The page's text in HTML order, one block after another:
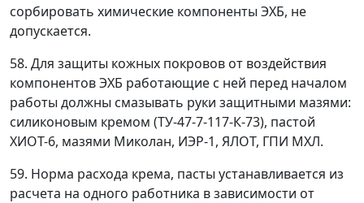
сорбировать химические компоненты ЭХБ, не
допускается.
58. Для защиты кожных покровов от воздействия
компонентов ЭХБ работающие с ней перед началом
работы должны смазывать руки защитными мазями:
силиконовым кремом (ТУ-47-7-117-К-73), пастой
ХИОТ-6, мазями Миколан, ИЭР-1, ЯЛОТ, ГПИ МХЛ.
59. Норма расхода крема, пасты устанавливается из
расчета на одного работника в зависимости от